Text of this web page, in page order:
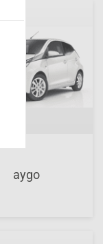
aygo